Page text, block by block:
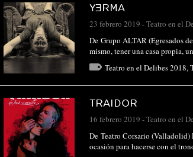
YƎRMA
23 febrero 2019 -Teatro en el
De Grupo ALTAR (Egresados
mismo, tener una casa propia,
Teatro en el Delibes 2018,
TRAIDOR
16 febrero 2019 -Teatro en el
De Teatro Corsario (Valladolid)
ocasión para hacerse con el